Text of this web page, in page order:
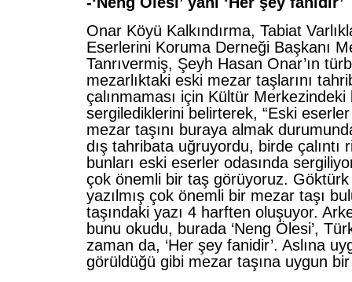
Onar Köyü Kalkındırma, Tabiat
Eserlerini Koruma Derneği Başkanı
Tanrıvermiş, Şeyh Hasan Onar’ın
mezarlıktaki eski mezar taşlarını
çalınmaması için Kültür
sergilediklerini belirterek, “Eski
mezar taşını buraya almak
dış tahribata uğruyordu, birde çalıntı
bunları eski eserler odasında
çok önemli bir taş görüyoruz.
yazılmış çok önemli bir mezar taşı
taşındaki yazı 4 harften oluşuyor.
bunu okudu, burada ‘Neng Ölesi’,
zaman da, ‘Her şey fanidir’. Aslına
görüldüğü gibi mezar taşına uygun bir